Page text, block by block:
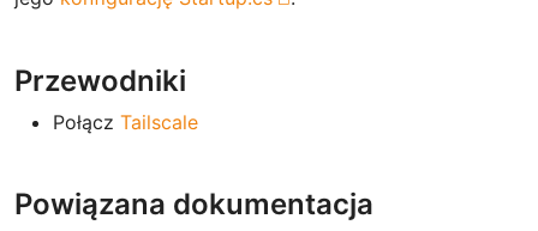
Przewodniki
Połącz Tailscale
Powiązana dokumentacja